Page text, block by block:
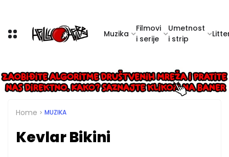
Muzika
Filmovi
i serije
Umetnost
i strip
Home MUZIKA
Kevlar Bikini